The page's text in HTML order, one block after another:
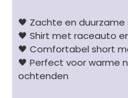
🖤 Zachte en
🖤 Shirt met raceauto
🖤 Comfortabel short
🖤 Perfect voor warme
ochtenden